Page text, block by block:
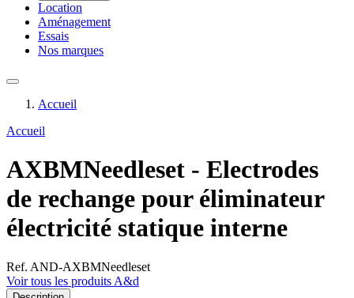
Location
Aménagement
Essais
Nos marques
Accueil
Accueil
AXBMNeedleset - Electrodes
de rechange pour éliminateur
électricité statique interne
Ref. AND-AXBMNeedleset
Voir tous les produits A&d